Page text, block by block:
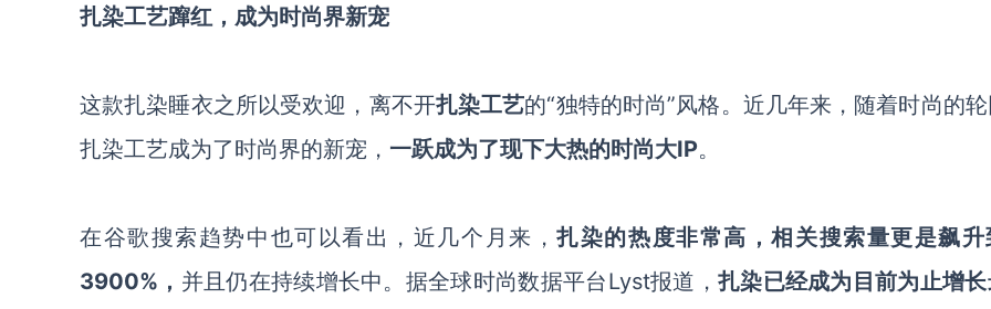
扎染工艺蹿红，成为时尚界新宠
这款扎染睡衣之所以受欢迎，离不开扎染工艺的“独特的时尚”风格。近几年来，随着时尚的
扎染工艺成为了时尚界的新宠， 一跃成为了现下大热的时尚大IP。
在谷歌搜索趋势中也可以看出，近几个月来，扎染的热度非常高，相关搜索量更是飙升
3900%， 并且仍在持续增长中。据全球时尚数据平台Lyst报道， 扎染已经成为目前为止增